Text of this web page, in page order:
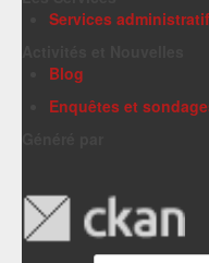
Services
Blog
Enquêtes et